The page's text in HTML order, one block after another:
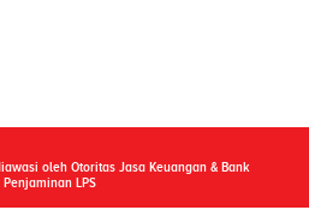
oleh Otoritas Jasa Keuangan & Bank
LPS